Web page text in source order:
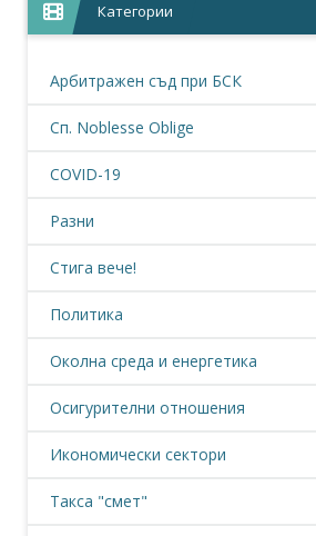
Категории
Арбитражен съд при БСК
Сп. Noblesse Oblige
COVID-19
Разни
Стига вече!
Политика
Околна среда и енергетика
Осигурителни отношения
Икономически сектори
Такса "смет"